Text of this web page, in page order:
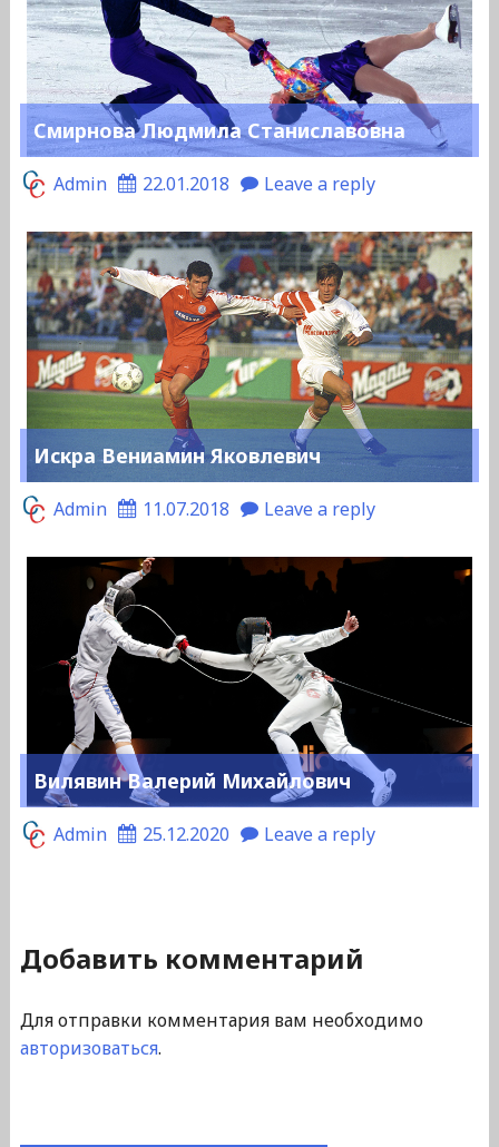
Смирнова Людмила Станиславовна
Admin 22.01.2018 Leave a reply
Искра Вениамин Яковлевич
Admin 11.07.2018 Leave a reply
Вилявин Валерий Михайлович
Admin 25.12.2020 Leave a reply
Добавить комментарий
Для отправки комментария вам необходимо
авторизоваться.